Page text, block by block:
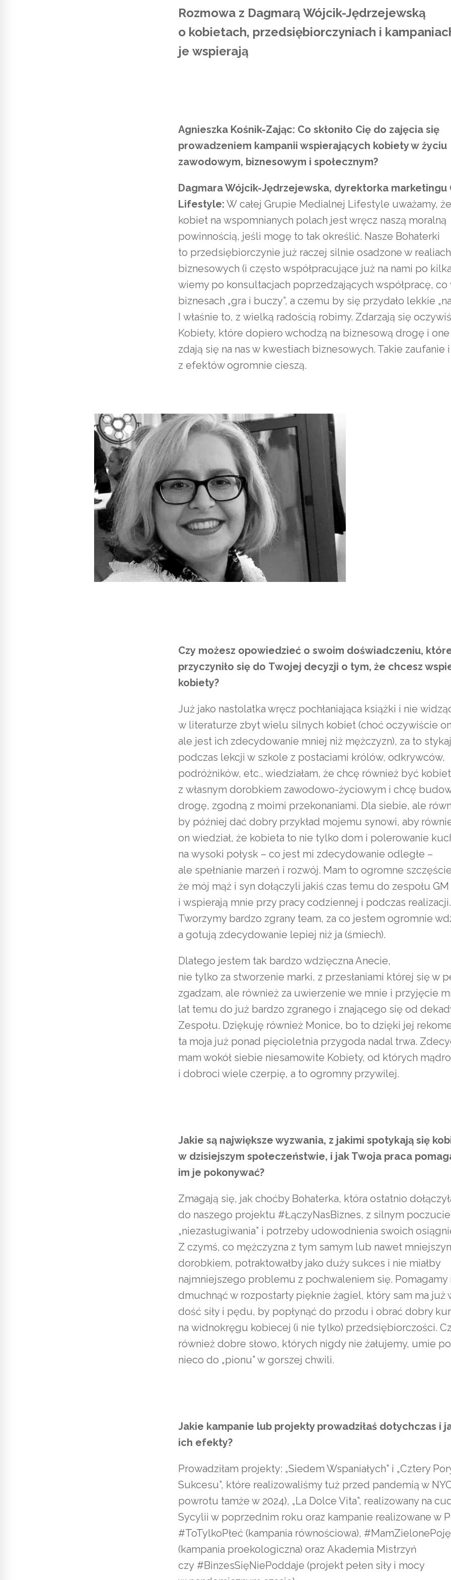
Rozmowa z Dagmarą Wójcik-Jędrzejewską
o kobietach, przedsiębiorczyniach i
je wspierają
Agnieszka Kośnik-Zając: Co skłoniło Cię do zajęcia się
prowadzeniem kampanii wspierających kobiety w życiu
zawodowym, biznesowym i społecznym?
Dagmara Wójcik-Jędrzejewska, dyrektorka marketingu
Lifestyle: W całej Grupie Medialnej Lifestyle uważamy,
kobiet na wspomnianych polach jest wręcz naszą moralną
powinnością, jeśli mogę to tak określić. Nasze Bohaterki
to przedsiębiorczynie już raczej silnie osadzone w realiach
biznesowych (i często współpracujące już na nami po
wiemy po konsultacjach poprzedzających współpracę, co
biznesach „gra i buczy”, a czemu by się przydało lekkie
I właśnie to, z wielką radością robimy. Zdarzają się
Kobiety, które dopiero wchodzą na biznesową drogę i one
zdają się na nas w kwestiach biznesowych. Takie zaufanie
z efektów ogromnie cieszą.
Czy możesz opowiedzieć o swoim doświadczeniu,
przyczyniło się do Twojej decyzji o tym, że chcesz
kobiety?
Już jako nastolatka wręcz pochłaniająca książki i nie
w literaturze zbyt wielu silnych kobiet (choć oczywiście
ale jest ich zdecydowanie mniej niż mężczyzn), za to
podczas lekcji w szkole z postaciami królów, odkrywców,
podróżników, etc., wiedziałam, że chcę również być
z własnym dorobkiem zawodowo-życiowym i chcę
drogę, zgodną z moimi przekonaniami. Dla siebie, ale
by później dać dobry przykład mojemu synowi, aby
on wiedział, że kobieta to nie tylko dom i polerowanie
na wysoki połysk – co jest mi zdecydowanie odległe –
ale spełnianie marzeń i rozwój. Mam to ogromne
że mój mąż i syn dołączyli jakiś czas temu do zespołu
i wspierają mnie przy pracy codziennej i podczas realizacji.
Tworzymy bardzo zgrany team, za co jestem ogromnie
a gotują zdecydowanie lepiej niż ja (śmiech).
Dlatego jestem tak bardzo wdzięczna Anecie,
nie tylko za stworzenie marki, z przesłaniami której się w
zgadzam, ale również za uwierzenie we mnie i przyjęcie
lat temu do już bardzo zgranego i znającego się od
Zespołu. Dziękuję również Monice, bo to dzięki jej
ta moja już ponad pięcioletnia przygoda nadal trwa.
mam wokół siebie niesamowite Kobiety, od których
i dobroci wiele czerpię, a to ogromny przywilej.
Jakie są największe wyzwania, z jakimi spotykają się
w dzisiejszym społeczeństwie, i jak Twoja praca
im je pokonywać?
Zmagają się, jak choćby Bohaterka, która ostatnio
do naszego projektu #ŁączyNasBiznes, z silnym
„niezasługiwania” i potrzeby udowodnienia swoich
Z czymś, co mężczyzna z tym samym lub nawet
dorobkiem, potraktowałby jako duży sukces i nie miałby
najmniejszego problemu z pochwaleniem się. Pomagamy
dmuchnąć w rozpostarty pięknie żagiel, który sam ma już
dość siły i pędu, by popłynąć do przodu i obrać dobry
na widnokręgu kobiecej (i nie tylko) przedsiębiorczości.
również dobre słowo, których nigdy nie żałujemy, umie
nieco do „pionu” w gorszej chwili.
Jakie kampanie lub projekty prowadziłaś dotychczas i
ich efekty?
Prowadziłam projekty: „Siedem Wspaniałych” i „Cztery
Sukcesu”, które realizowaliśmy tuż przed pandemią w
powrotu tamże w 2024), „La Dolce Vita”, realizowany na
Sycylii w poprzednim roku oraz kampanie realizowane w
#ToTylkoPłeć (kampania równościowa),
(kampania proekologiczna) oraz Akademia Mistrzyń
czy #BinzesSięNiePoddaje (projekt pełen siły i mocy